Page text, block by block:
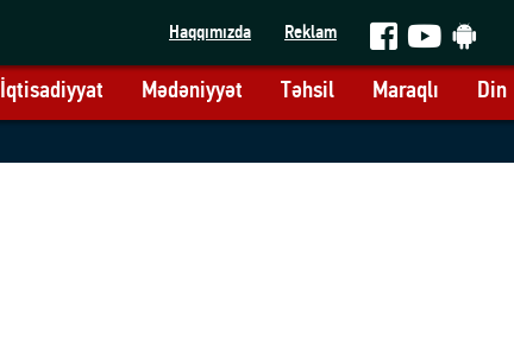
Haqqımızda Reklam
İqtisadiyyat Mədəniyyət Təhsil Maraqlı Din